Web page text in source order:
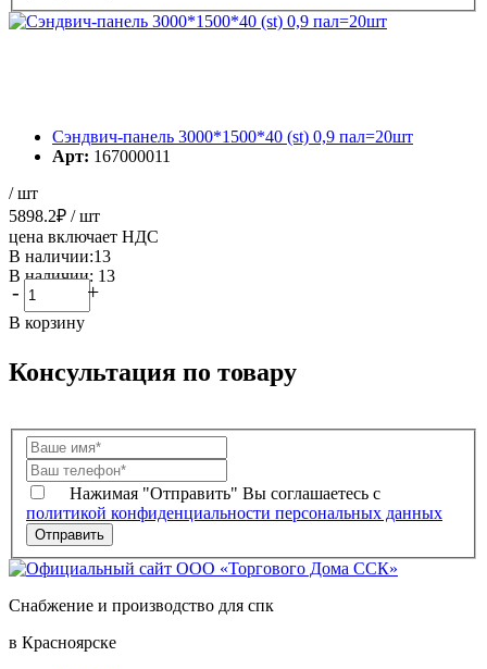
Сэндвич-панель 3000*1500*40 (st) 0,9 пал=20шт
Арт: 167000011
/ шт
5898.2₽ / шт
цена включает НДС
В наличии:13
В наличии: 13
- +
В корзину
Консультация по товару
Нажимая "Отправить" Вы соглашаетесь с
политикой конфиденциальности персональных данных
Снабжение и производство для спк
в Красноярске